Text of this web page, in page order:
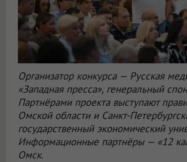
Организатор конкурса — Русская
«Западная пресса», генеральный
Партнёрами проекта выступают
Омской области и Санкт-
государственный экономический
Информационные партнёры — «12
Омск.